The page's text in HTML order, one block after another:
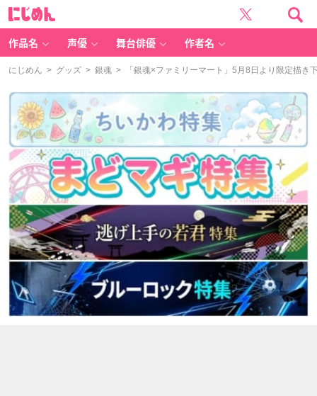
作品名 声優 舞台俳優 作者名
にじめん > グッズ > 銀魂 > 「銀魂×ファミリーマート」5月8日より限定描き